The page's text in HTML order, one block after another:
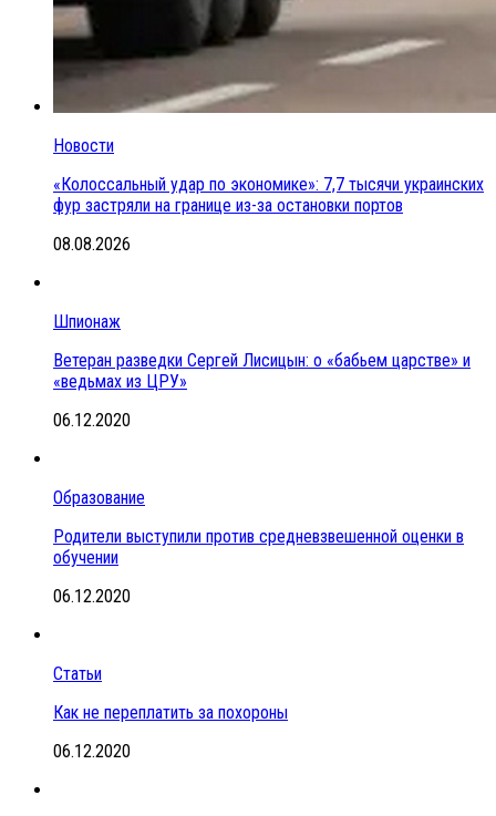
Новости
«Колоссальный удар по экономике»: 7,7 тысячи украинских
фур застряли на границе из-за остановки портов
08.08.2026
Шпионаж
Ветеран разведки Сергей Лисицын: о «бабьем царстве» и
«ведьмах из ЦРУ»
06.12.2020
Образование
Родители выступили против средневзвешенной оценки в
обучении
06.12.2020
Статьи
Как не переплатить за похороны
06.12.2020